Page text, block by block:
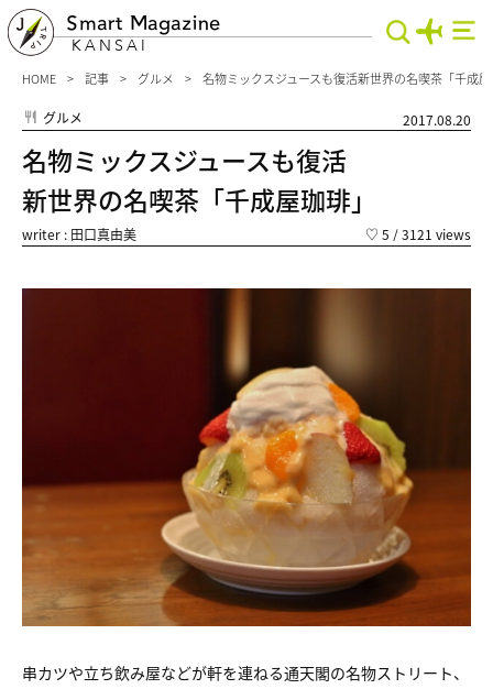
Smart Magazine
KANSAI
HOME 記事 グルメ 名物ミックスジュースも復活新世界の名喫茶「千成
グルメ 2017.08.20
名物ミックスジュースも復活
新世界の名喫茶「千成屋珈琲」
writer : 田口真由美 ♡ 5 / 3121 views
串カツや立ち飲み屋などが軒を連ねる通天閣の名物ストリート、